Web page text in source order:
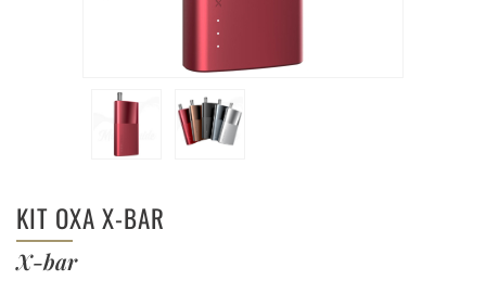
KIT OXA X-BAR
X-bar